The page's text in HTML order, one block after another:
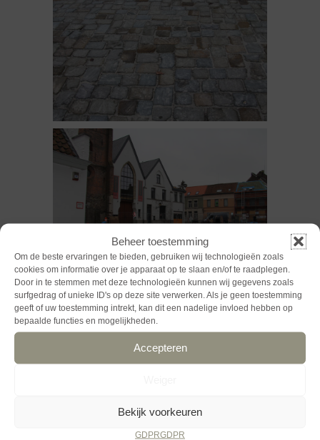
Beheer toestemming
Om de beste ervaringen te bieden, gebruiken wij technologieën zoals
cookies om informatie over je apparaat op te slaan en/of te raadplegen.
Door in te stemmen met deze technologieën kunnen wij gegevens zoals
surfgedrag of unieke ID's op deze site verwerken. Als je geen toestemming
geeft of uw toestemming intrekt, kan dit een nadelige invloed hebben op
bepaalde functies en mogelijkheden.
Accepteren
Bekijk voorkeuren
GDPRGDPR